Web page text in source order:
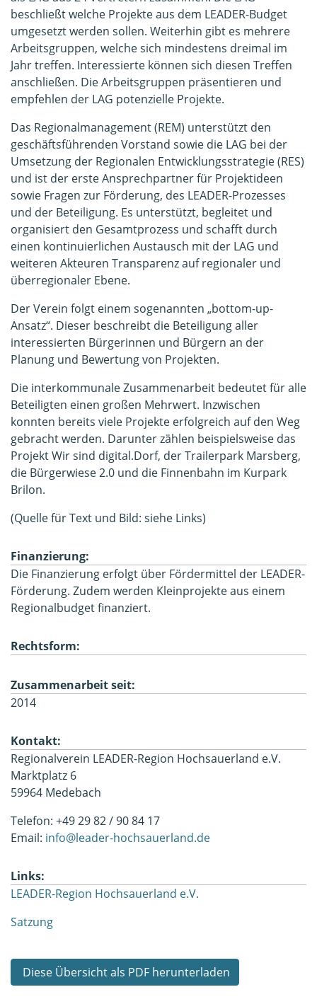
beschließt welche Projekte aus dem LEADER-Budget
umgesetzt werden sollen. Weiterhin gibt es mehrere
Arbeitsgruppen, welche sich mindestens dreimal im
Jahr treffen. Interessierte können sich diesen Treffen
anschließen. Die Arbeitsgruppen präsentieren und
empfehlen der LAG potenzielle Projekte.
Das Regionalmanagement (REM) unterstützt den
geschäftsführenden Vorstand sowie die LAG bei der
Umsetzung der Regionalen Entwicklungsstrategie (RES)
und ist der erste Ansprechpartner für Projektideen
sowie Fragen zur Förderung, des LEADER-Prozesses
und der Beteiligung. Es unterstützt, begleitet und
organisiert den Gesamtprozess und schafft durch
einen kontinuierlichen Austausch mit der LAG und
weiteren Akteuren Transparenz auf regionaler und
überregionaler Ebene.
Der Verein folgt einem sogenannten „bottom-up-
Ansatz“. Dieser beschreibt die Beteiligung aller
interessierten Bürgerinnen und Bürgern an der
Planung und Bewertung von Projekten.
Die interkommunale Zusammenarbeit bedeutet für alle
Beteiligten einen großen Mehrwert. Inzwischen
konnten bereits viele Projekte erfolgreich auf den Weg
gebracht werden. Darunter zählen beispielsweise das
Projekt Wir sind digital.Dorf, der Trailerpark Marsberg,
die Bürgerwiese 2.0 und die Finnenbahn im Kurpark
Brilon.
(Quelle für Text und Bild: siehe Links)
Finanzierung:
Die Finanzierung erfolgt über Fördermittel der LEADER-
Förderung. Zudem werden Kleinprojekte aus einem
Regionalbudget finanziert.
Rechtsform:
Zusammenarbeit seit:
2014
Kontakt:
Regionalverein LEADER-Region Hochsauerland e.V.
Marktplatz 6
59964 Medebach
Telefon: +49 29 82 / 90 84 17
Email: info@leader-hochsauerland.de
Links:
LEADER-Region Hochsauerland e.V.
Satzung
Diese Übersicht als PDF herunterladen